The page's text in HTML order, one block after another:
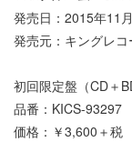
発売日：2015年11
発売元：キングレコ
初回限定盤（CD＋
品番：KICS-93297
価格：￥3,600＋税